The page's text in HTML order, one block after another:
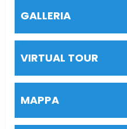
GALLERIA
VIRTUAL TOUR
MAPPA